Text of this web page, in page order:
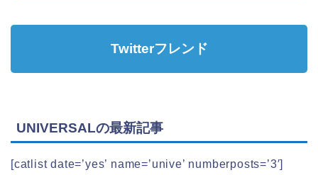
Twitterフレンド
UNIVERSALの最新記事
[catlist date=’yes’ name=’unive’ numberposts=’3′]